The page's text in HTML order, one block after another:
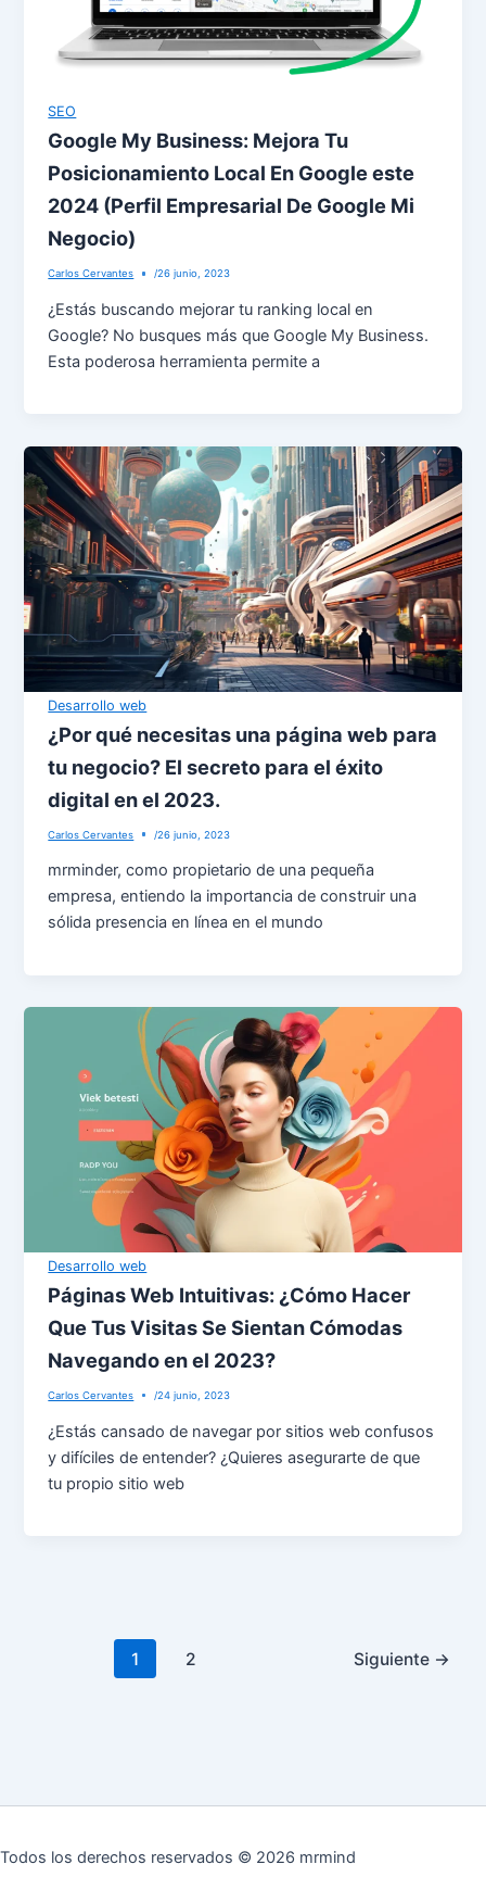
SEO
Google My Business: Mejora Tu
Posicionamiento Local En Google este
2024 (Perfil Empresarial De Google Mi
Negocio)
Carlos Cervantes /26 junio, 2023
¿Estás buscando mejorar tu ranking local en
Google? No busques más que Google My Business.
Esta poderosa herramienta permite a
Desarrollo web
¿Por qué necesitas una página web para
tu negocio? El secreto para el éxito
digital en el 2023.
Carlos Cervantes /26 junio, 2023
mrminder, como propietario de una pequeña
empresa, entiendo la importancia de construir una
sólida presencia en línea en el mundo
Desarrollo web
Páginas Web Intuitivas: ¿Cómo Hacer
Que Tus Visitas Se Sientan Cómodas
Navegando en el 2023?
Carlos Cervantes /24 junio, 2023
¿Estás cansado de navegar por sitios web confusos
y difíciles de entender? ¿Quieres asegurarte de que
tu propio sitio web
1 2 Siguiente →
Todos los derechos reservados © 2026 mrmind